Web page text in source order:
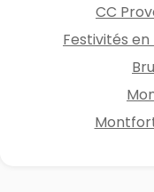
CC
Festivités